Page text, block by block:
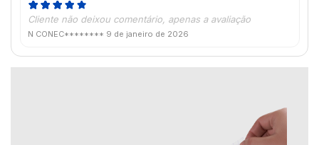
Cliente não deixou comentário, apenas a avaliação
N CONEC******** 9 de janeiro de 2026